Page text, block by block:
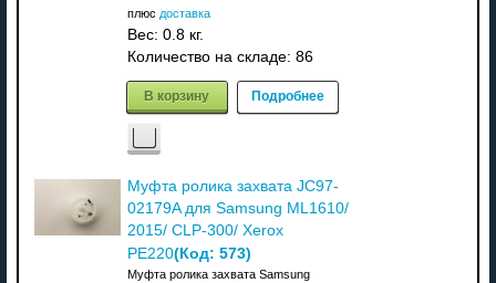
плюс доставка
Вес: 0.8 кг.
Количество на складе: 86
В корзину Подробнее
Муфта ролика захвата JC97-
02179A для Samsung ML1610/
2015/ CLP-300/ Xerox
PE220(Код: 573)
Муфта ролика захвата Samsung